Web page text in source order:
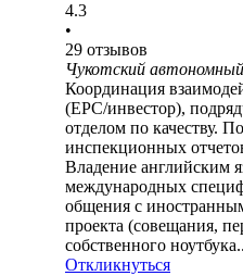
4.3
•
29 отзывов
Чукотский автономный
Координация
(ЕРС/инвестор),
отделом по качеству.
инспекционных
Владение английским
международных
общения с
проекта (совещания,
собственного
Откликнуться